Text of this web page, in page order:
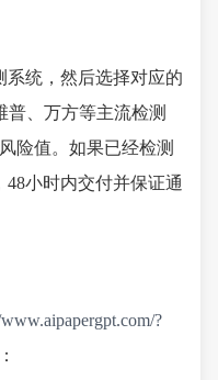
系统，然后选择对应的
普、万方等主流检测
险值。如果已经检测
小时内交付并保证通
?